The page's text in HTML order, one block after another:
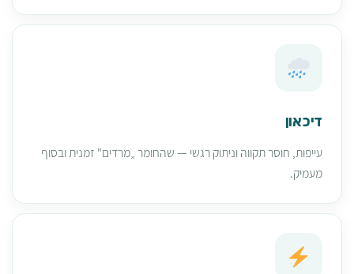
דיכאון
עייפות, חוסר תקווה וניתוק רגשי — שהחומר „מרדים" זמנית ובסוף
מעמיק.